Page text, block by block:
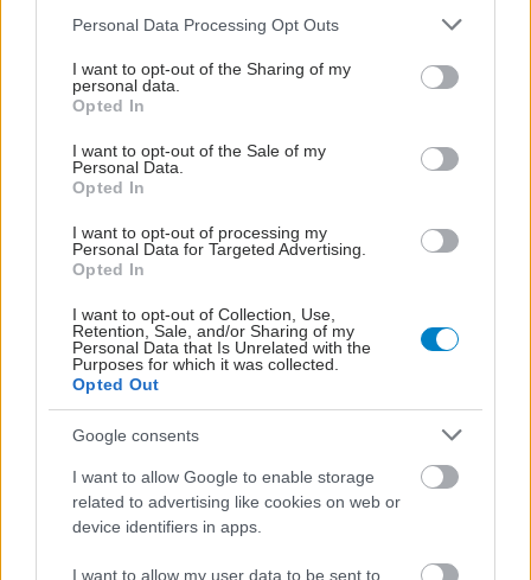
Please note that this website/app uses one or more Google
not limited to your visit or usage behaviour. You may click to
grant or deny consent to Google and its third-party tags to
use your data for below specified purposes in below Google
consent section.
Personal Data Processing Opt Outs
I want to opt-out of the Sharing of my
personal data.
Opted In
I want to opt-out of the Sale of my
Personal Data.
Opted In
I want to opt-out of processing my
Personal Data for Targeted Advertising.
Opted In
I want to opt-out of Collection, Use,
Retention, Sale, and/or Sharing of my
Personal Data that Is Unrelated with the
Purposes for which it was collected.
Opted Out
Google consents
I want to allow Google to enable storage
related to advertising like cookies on web or
device identifiers in apps.
I want to allow my user data to be sent to